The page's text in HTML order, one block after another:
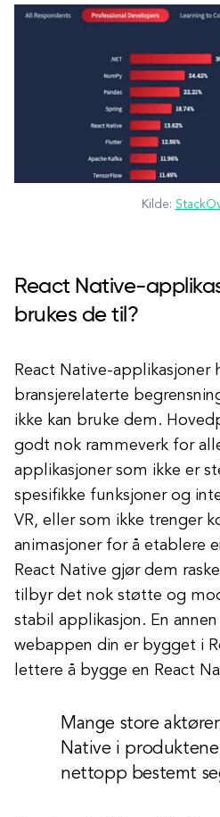
Kilde:
React Native-
brukes de til?
React Native-applikasjoner
bransjerelaterte
ikke kan bruke dem.
godt nok rammeverk for
applikasjoner som ikke er
spesifikke funksjoner og
VR, eller som ikke trenger
animasjoner for å etablere
React Native gjør dem
tilbyr det nok støtte og
stabil applikasjon. En
webappen din er bygget i
lettere å bygge en React
Mange store
Native i
nettopp bestemt